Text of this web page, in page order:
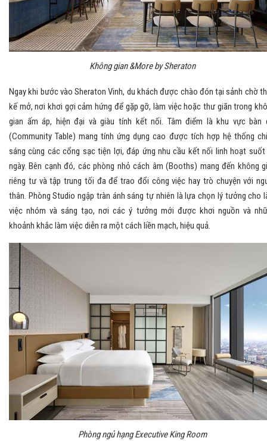
Không gian &More by Sheraton
Ngay khi bước vào Sheraton Vinh, du khách được chào đón tại sảnh chờ
kế mở, nơi khơi gợi cảm hứng để gặp gỡ, làm việc hoặc thư giãn trong
gian ấm áp, hiện đại và giàu tính kết nối. Tâm điểm là khu vực bàn
(Community Table) mang tính ứng dụng cao được tích hợp hệ thống
sáng cùng các cổng sạc tiện lợi, đáp ứng nhu cầu kết nối linh hoạt suốt
ngày. Bên cạnh đó, các phòng nhỏ cách âm (Booths) mang đến không
riêng tư và tập trung tối đa để trao đổi công việc hay trò chuyện với
thân. Phòng Studio ngập tràn ánh sáng tự nhiên là lựa chọn lý tưởng cho
việc nhóm và sáng tạo, nơi các ý tưởng mới được khơi nguồn và
khoảnh khắc làm việc diễn ra một cách liền mạch, hiệu quả.
Phòng ngủ hạng Executive King Room